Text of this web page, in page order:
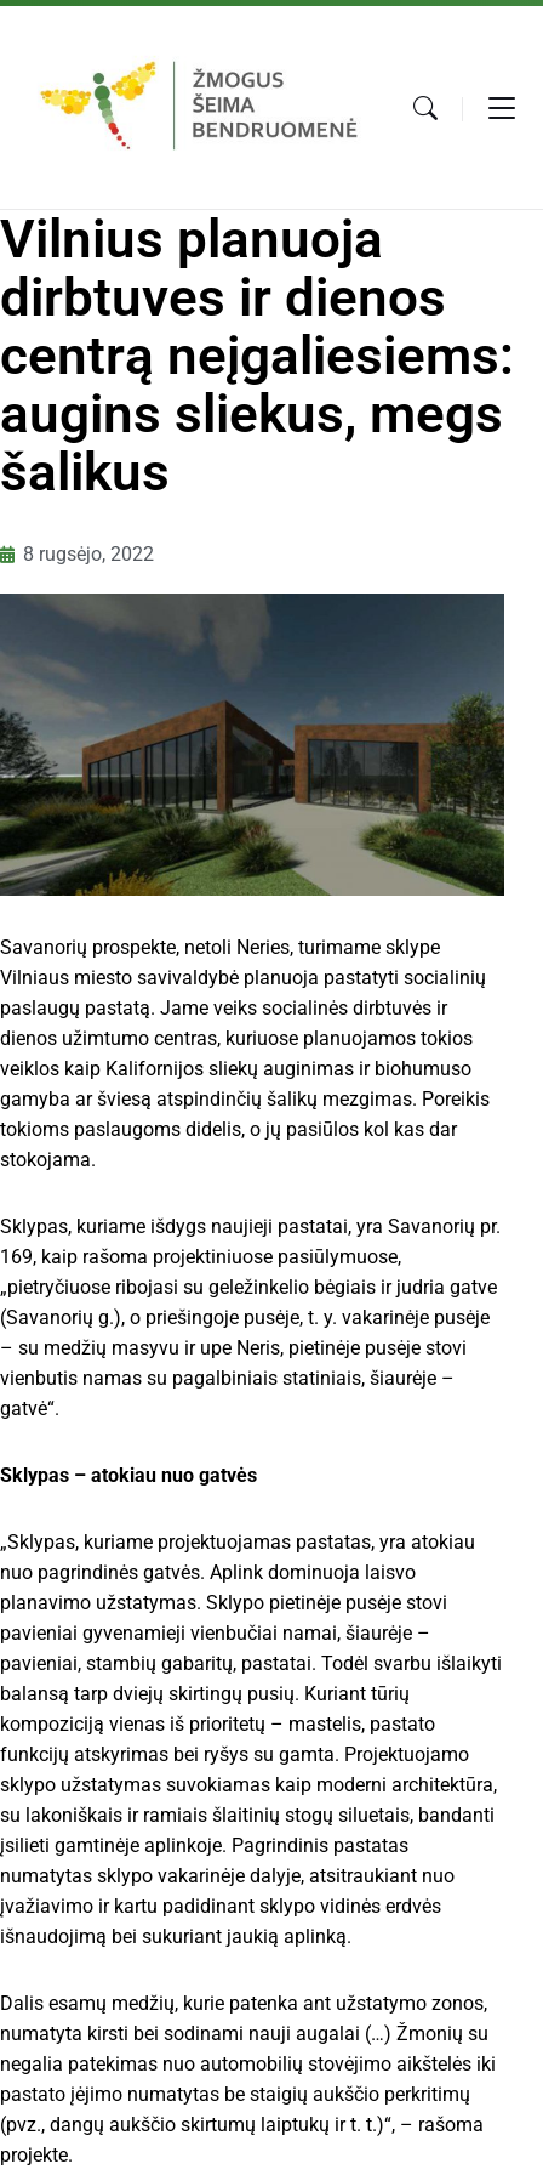
Vilnius planuoja
dirbtuves ir dienos
centrą neįgaliesiems:
augins sliekus, megs
šalikus
8 rugsėjo, 2022
Savanorių prospekte, netoli Neries, turimame sklype
Vilniaus miesto savivaldybė planuoja pastatyti socialinių
paslaugų pastatą. Jame veiks socialinės dirbtuvės ir
dienos užimtumo centras, kuriuose planuojamos tokios
veiklos kaip Kalifornijos sliekų auginimas ir biohumuso
gamyba ar šviesą atspindinčių šalikų mezgimas. Poreikis
tokioms paslaugoms didelis, o jų pasiūlos kol kas dar
stokojama.
Sklypas, kuriame išdygs naujieji pastatai, yra Savanorių pr.
169, kaip rašoma projektiniuose pasiūlymuose,
„pietryčiuose ribojasi su geležinkelio bėgiais ir judria gatve
(Savanorių g.), o priešingoje pusėje, t. y. vakarinėje pusėje
– su medžių masyvu ir upe Neris, pietinėje pusėje stovi
vienbutis namas su pagalbiniais statiniais, šiaurėje –
gatvė“.
Sklypas – atokiau nuo gatvės
„Sklypas, kuriame projektuojamas pastatas, yra atokiau
nuo pagrindinės gatvės. Aplink dominuoja laisvo
planavimo užstatymas. Sklypo pietinėje pusėje stovi
pavieniai gyvenamieji vienbučiai namai, šiaurėje –
pavieniai, stambių gabaritų, pastatai. Todėl svarbu išlaikyti
balansą tarp dviejų skirtingų pusių. Kuriant tūrių
kompoziciją vienas iš prioritetų – mastelis, pastato
funkcijų atskyrimas bei ryšys su gamta. Projektuojamo
sklypo užstatymas suvokiamas kaip moderni architektūra,
su lakoniškais ir ramiais šlaitinių stogų siluetais, bandanti
įsilieti gamtinėje aplinkoje. Pagrindinis pastatas
numatytas sklypo vakarinėje dalyje, atsitraukiant nuo
įvažiavimo ir kartu padidinant sklypo vidinės erdvės
išnaudojimą bei sukuriant jaukią aplinką.
Dalis esamų medžių, kurie patenka ant užstatymo zonos,
numatyta kirsti bei sodinami nauji augalai (…) Žmonių su
negalia patekimas nuo automobilių stovėjimo aikštelės iki
pastato įėjimo numatytas be staigių aukščio perkritimų
(pvz., dangų aukščio skirtumų laiptukų ir t. t.)“, – rašoma
projekte.